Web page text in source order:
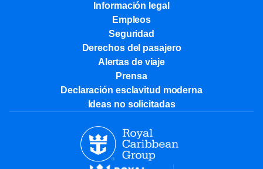
Información legal
Empleos
Seguridad
Derechos del pasajero
Alertas de viaje
Prensa
Declaración esclavitud moderna
Ideas no solicitadas